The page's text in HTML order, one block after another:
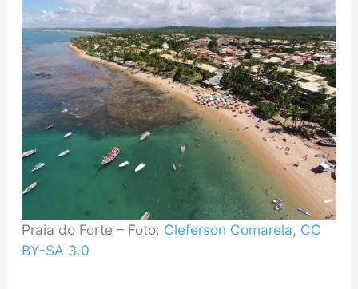
Praia do Forte – Foto: Cleferson Comarela, CC
BY-SA 3.0